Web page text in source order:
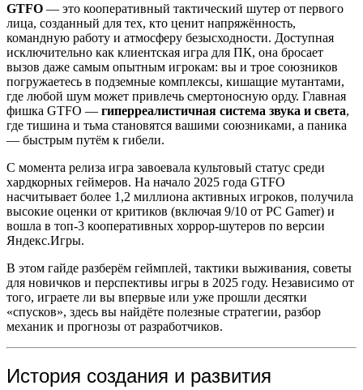
GTFO — это кооперативный тактический шутер от первого
лица, созданный для тех, кто ценит напряжённость,
командную работу и атмосферу безысходности. Доступная
исключительно как клиентская игра для ПК, она бросает
вызов даже самым опытным игрокам: вы и трое союзников
погружаетесь в подземные комплексы, кишащие мутантами,
где любой шум может привлечь смертоносную орду. Главная
фишка GTFO — гиперреалистичная система звука и света,
где тишина и тьма становятся вашими союзниками, а паника
— быстрым путём к гибели.
С момента релиза игра завоевала культовый статус среди
хардкорных геймеров. На начало 2025 года GTFO
насчитывает более 1,2 миллиона активных игроков, получила
высокие оценки от критиков (включая 9/10 от PC Gamer) и
вошла в топ-3 кооперативных хоррор-шутеров по версии
Яндекс.Игры.
В этом гайде разберём геймплей, тактики выживания, советы
для новичков и перспективы игры в 2025 году. Независимо от
того, играете ли вы впервые или уже прошли десятки
«спусков», здесь вы найдёте полезные стратегии, разбор
механик и прогнозы от разработчиков.
История создания и развития